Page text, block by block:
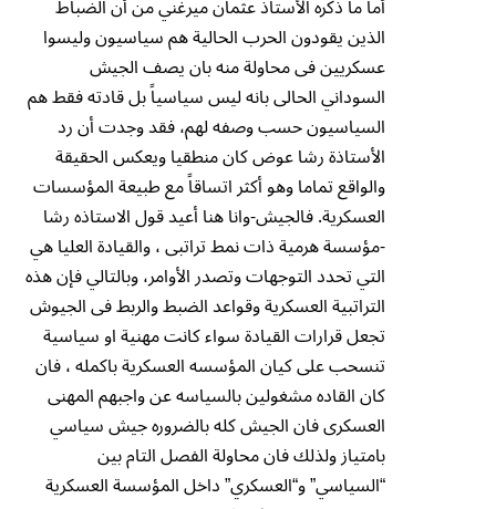
الذين يقودون الحرب الحالية هم سياسيون وليسوا
عسكريين فى محاولة منه بان يصف الجيش
السوداني الحالى بانه ليس سياسياً بل قادته فقط هم
السياسيون حسب وصفه لهم، فقد وجدت أن رد
الأستاذة رشا عوض كان منطقيا ويعكس الحقيقة
والواقع تماما وهو أكثر اتساقاً مع طبيعة المؤسسات
العسكرية. فالجيش-وانا هنا أعيد قول الاستاذه رشا
-مؤسسة هرمية ذات نمط تراتبى ، والقيادة العليا هي
التي تحدد التوجهات وتصدر الأوامر، وبالتالي فإن هذه
التراتبية العسكرية وقواعد الضبط والربط فى الجيوش
تجعل قرارات القيادة سواء كانت مهنية او سياسية
تنسحب على كيان المؤسسه العسكرية باكمله ، فان
كان القاده مشغولين بالسياسه عن واجبهم المهنى
العسكرى فان الجيش كله بالضروره جيش سياسي
بامتياز ولذلك فان محاولة الفصل التام بين
“السياسي” و“العسكري” داخل المؤسسة العسكرية